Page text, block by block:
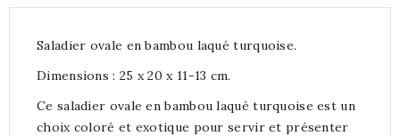
Saladier ovale en bambou laqué turquoise.
Dimensions : 25 x 20 x 11-13 cm.
Ce saladier ovale en bambou laqué turquoise est un
choix coloré et exotique pour servir et présenter